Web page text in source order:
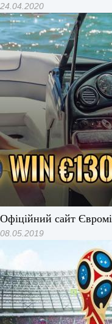
24.04.2020
Офіційний сайт
08.05.2019